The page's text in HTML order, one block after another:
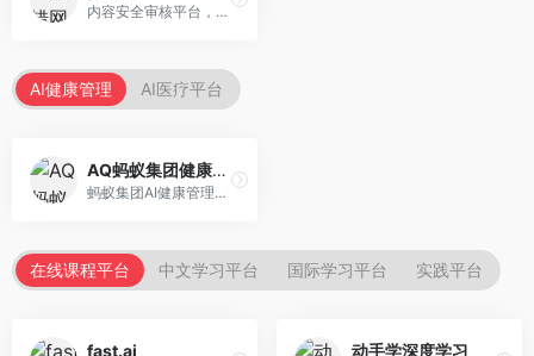
内容安全审核平台，专注于违规内容检测。面向企业和平台，提供内容审核、敏感词检测、风险预警等服务，安全审核专业。
AI健康管理 AI医疗平台
AQ蚂蚁集团健康管家
蚂蚁集团AI健康管理服务，专注于个人健康监测。面向个人用户，提供健康评估、慢病管理、健康建议等服务，健康管理便捷。
在线课程平台 中文学习平台 国际学习平台 实践平台
fast.ai 动手学深度学习